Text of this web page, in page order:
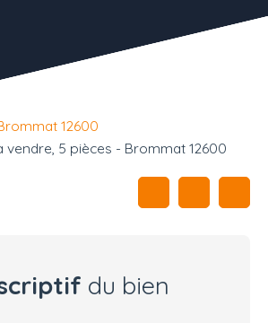
12600
vendre, 5 pièces - Brommat 12600
du bien